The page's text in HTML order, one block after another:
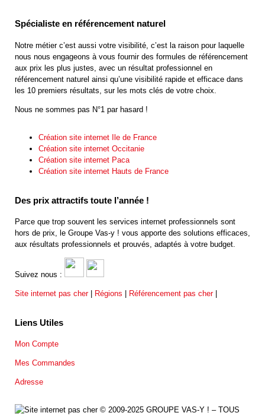
Spécialiste en référencement naturel
Notre métier c’est aussi votre visibilité, c’est la raison pour laquelle
nous nous engageons à vous fournir des formules de référencement
aux prix les plus justes, avec un résultat professionnel en
référencement naturel ainsi qu’une visibilité rapide et efficace dans
les 10 premiers résultats, sur les mots clés de votre choix.
Nous ne sommes pas N°1 par hasard !
Création site internet Ile de France
Création site internet Occitanie
Création site internet Paca
Création site internet Hauts de France
Des prix attractifs toute l’année !
Parce que trop souvent les services internet professionnels sont
hors de prix, le Groupe Vas-y ! vous apporte des solutions efficaces,
aux résultats professionnels et prouvés, adaptés à votre budget.
Suivez nous :
Site internet pas cher| Régions Référencement pas cher|
Liens Utiles
Mon Compte
Mes Commandes
Adresse
© 2009-2025 GROUPE VAS-Y ! – TOUS